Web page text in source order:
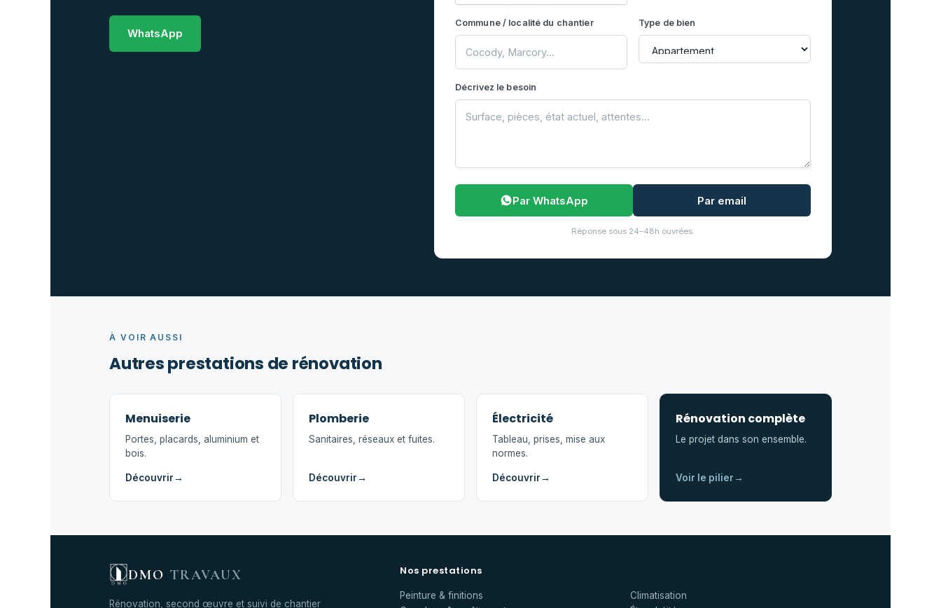
WhatsApp
Commune / localité du chantier Type de bien
Décrivez le besoin
Par WhatsApp Par email
Réponse sous 24–48h ouvrées.
À VOIR AUSSI
Autres prestations de rénovation
Menuiserie
Portes, placards, aluminium et
bois.
Découvrir→
Plomberie
Sanitaires, réseaux et fuites.
Découvrir→
Électricité
Tableau, prises, mise aux
normes.
Découvrir→
Rénovation complète
Le projet dans son ensemble.
Voir le pilier →
DMO TRAVAUX
Rénovation, second œuvre et suivi de chantier
Nos prestations
Peinture & finitions
Climatisation